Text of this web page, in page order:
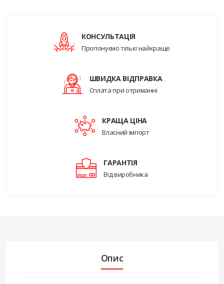
КОНСУЛЬТАЦІЯ
Пропонуємо тількі найкраще
ШВИДКА ВІДПРАВКА
Сплата при отриманні
КРАЩА ЦІНА
Власний імпорт
ГАРАНТІЯ
Від виробника
Опис